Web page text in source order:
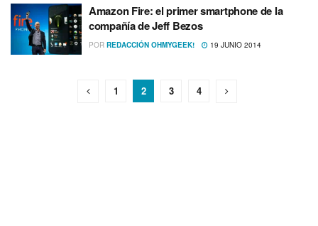
Amazon Fire: el primer smartphone de la
compañí­a de Jeff Bezos
POR REDACCIÓN OHMYGEEK! 19 JUNIO 2014
1 2 3 4